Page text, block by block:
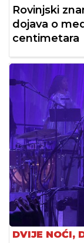
Rovinjski
dojava o
centimetara
DVIJE NOĆI,